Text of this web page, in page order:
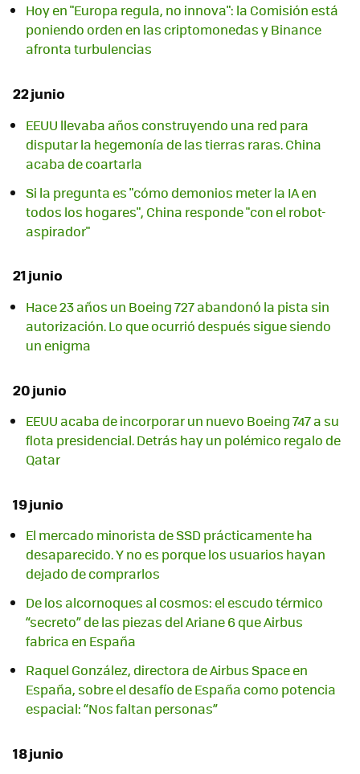
Hoy en "Europa regula, no innova": la Comisión está
poniendo orden en las criptomonedas y Binance
afronta turbulencias
22 junio
EEUU llevaba años construyendo una red para
disputar la hegemonía de las tierras raras. China
acaba de coartarla
Si la pregunta es "cómo demonios meter la IA en
todos los hogares", China responde "con el robot-
aspirador"
21 junio
Hace 23 años un Boeing 727 abandonó la pista sin
autorización. Lo que ocurrió después sigue siendo
un enigma
20 junio
EEUU acaba de incorporar un nuevo Boeing 747 a su
flota presidencial. Detrás hay un polémico regalo de
Qatar
19 junio
El mercado minorista de SSD prácticamente ha
desaparecido. Y no es porque los usuarios hayan
dejado de comprarlos
De los alcornoques al cosmos: el escudo térmico
“secreto” de las piezas del Ariane 6 que Airbus
fabrica en España
Raquel González, directora de Airbus Space en
España, sobre el desafío de España como potencia
espacial: “Nos faltan personas”
18 junio